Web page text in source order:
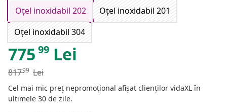
Oțel inoxidabil 202
Oțel inoxidabil 201
Oțel inoxidabil 304
775 99 Lei
81799 Lei
Cel mai mic preț nepromoțional afișat clienților vidaXL în
ultimele 30 de zile.